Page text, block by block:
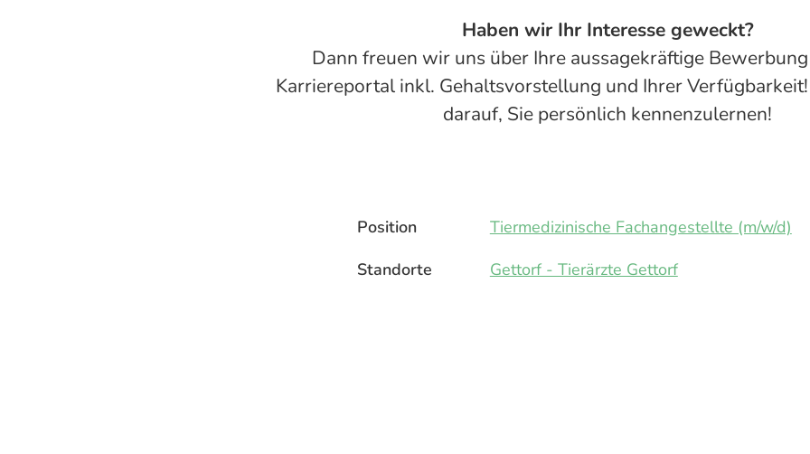
Haben wir Ihr Interesse geweckt?
Dann freuen wir uns über Ihre aussagekräftige
Karriereportal inkl. Gehaltsvorstellung und Ihrer
darauf, Sie persönlich kennenzulernen!
Position
Tiermedizinische Fachangestellte (m/w/d)
Standorte
Gettorf - Tierärzte Gettorf